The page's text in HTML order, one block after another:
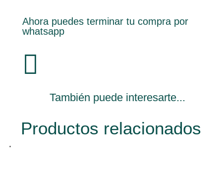
Ahora puedes terminar tu compra por
whatsapp

También puede interesarte...
Productos relacionados